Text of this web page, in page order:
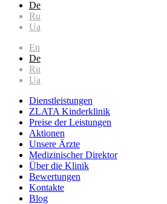
De
Ru
Ua
En
De
Ru
Ua
Dienstleistungen
ZLATA Kinderklinik
Preise der Leistungen
Aktionen
Unsere Ärzte
Medizinischer Direktor
Über die Klinik
Bewertungen
Kontakte
Blog